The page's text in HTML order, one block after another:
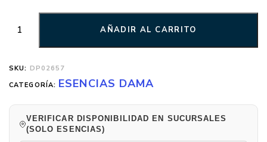
AÑADIR AL CARRITO
SKU: DP02657
CATEGORÍA: ESENCIAS DAMA
VERIFICAR DISPONIBILIDAD EN SUCURSALES
(SOLO ESENCIAS)